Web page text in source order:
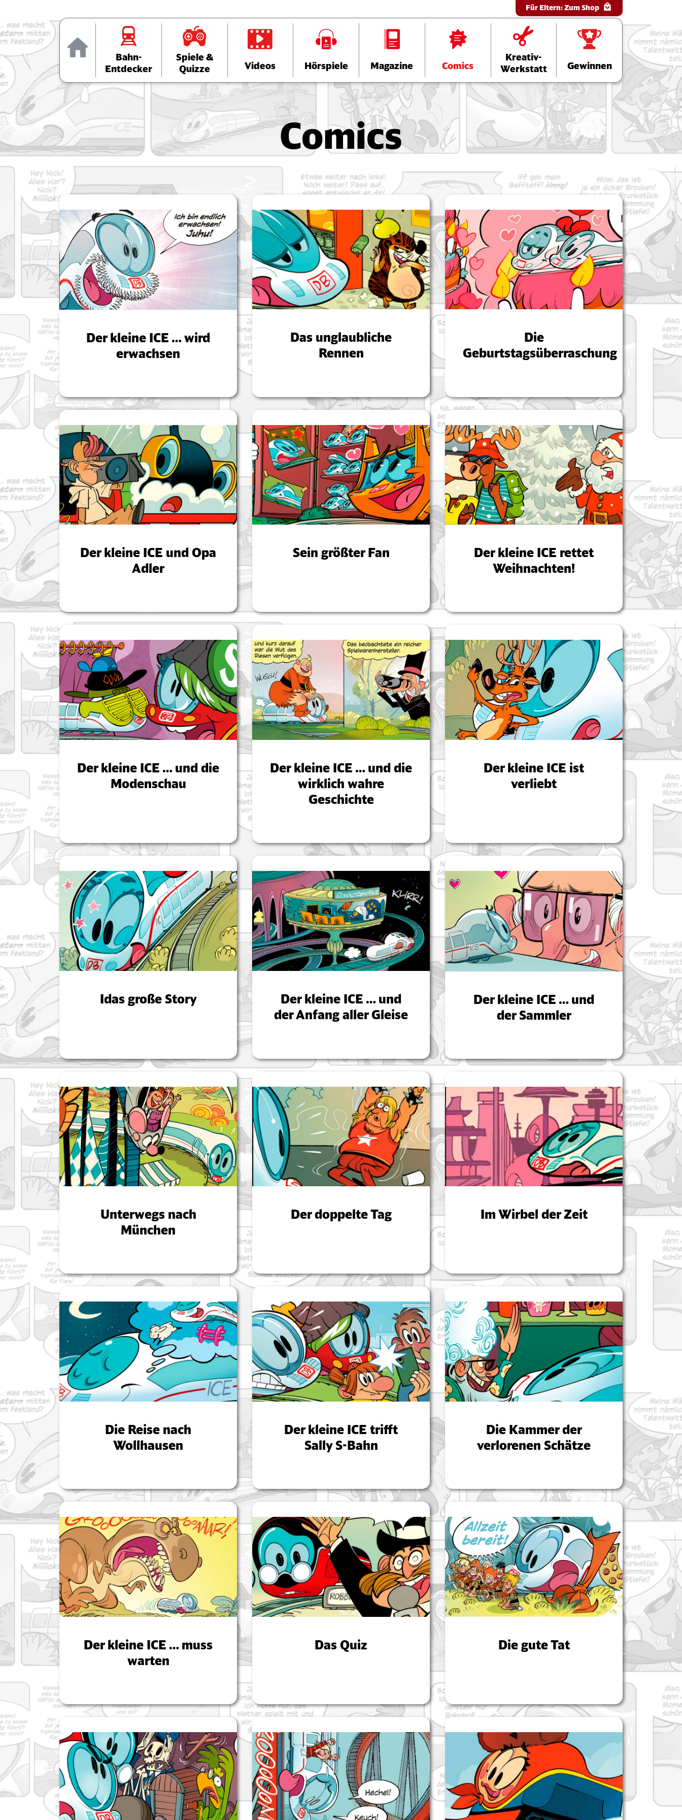
Home
Bahn-
Entdecker
Spiele &
Quizze
Videos Hörspiele Magazine Comics
Kreativ-
Werkstatt
Gewinnen
Für Eltern:Zum Shop
Comics
Der kleine ICE … wird
erwachsen
Das unglaubliche
Rennen
Die
Geburtstagsüberraschung
Der kleine ICE und Opa
Adler
Sein größter Fan
Der kleine ICE rettet
Weihnachten!
Der kleine ICE … und die
Modenschau
Der kleine ICE … und die
wirklich wahre
Geschichte
Der kleine ICE ist
verliebt
Idas große Story
Der kleine ICE … und
der Anfang aller Gleise
Der kleine ICE … und
der Sammler
Unterwegs nach
München
Der doppelte Tag Im Wirbel der Zeit
Die Reise nach
Wollhausen
Der kleine ICE trifft
Sally S-Bahn
Die Kammer der
verlorenen Schätze
Der kleine ICE … muss
warten
Das Quiz Die gute Tat